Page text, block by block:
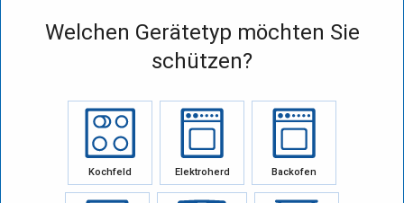
Welchen Gerätetyp möchten Sie
schützen?
Kochfeld Elektroherd Backofen